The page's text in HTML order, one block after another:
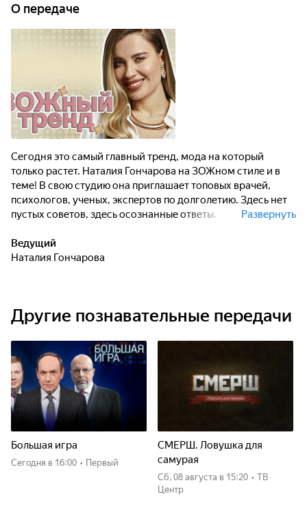
О передаче
Сегодня это самый главный тренд, мода на который
только растет. Наталия Гончарова на ЗОЖном стиле и в
теме! В свою студию она приглашает топовых врачей,
психологов, ученых, экспертов по долголетию. Здесь нет
пустых советов, здесь осознанные ответы.
знания, которые меняют жизнь.
Развернуть
Ведущий
Наталия Гончарова
Другие познавательные передачи
Большая игра
Сегодня в 16:00 • Первый
СМЕРШ. Ловушка для
самурая
сб, 08 августа в 15:20 • ТВ
Центр